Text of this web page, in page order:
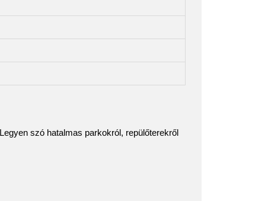
szó hatalmas parkokról, repülőterekről